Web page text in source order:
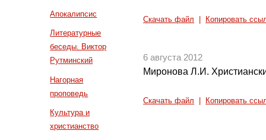
Апокалипсис
Литературные
беседы. Виктор
Рутминский
Нагорная
проповедь
Культура и
христианство
Скачать файл Копировать
6 августа 2012
Миронова Л.И.
Скачать файл Копировать